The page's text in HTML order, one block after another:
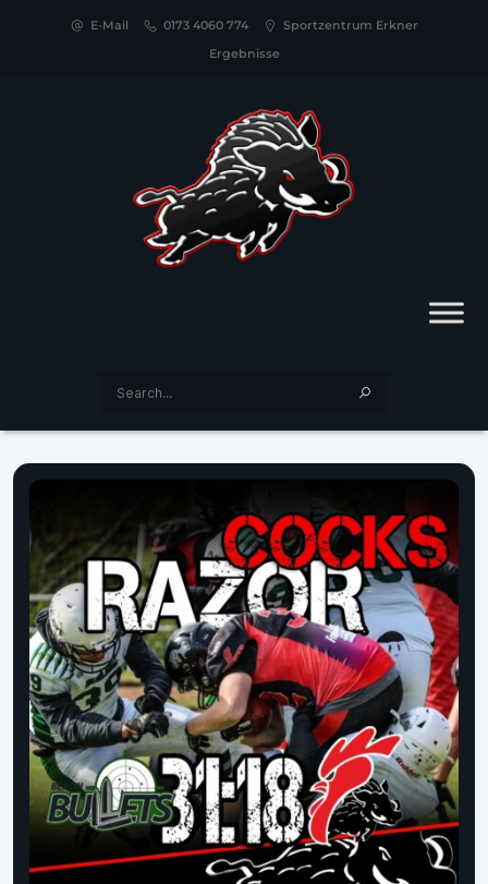
E-Mail 0173 4060 774
Sportzentrum Erkner
Ergebnisse